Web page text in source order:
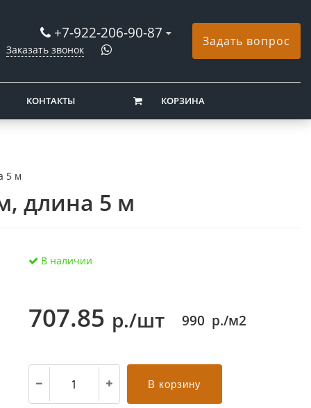
+7-922-206-90-87
Заказать звонок
Задать вопрос
КОНТАКТЫ КОРЗИНА
5 м
длина 5 м
В наличии
707.85 р./шт 990 р./м2
В корзину